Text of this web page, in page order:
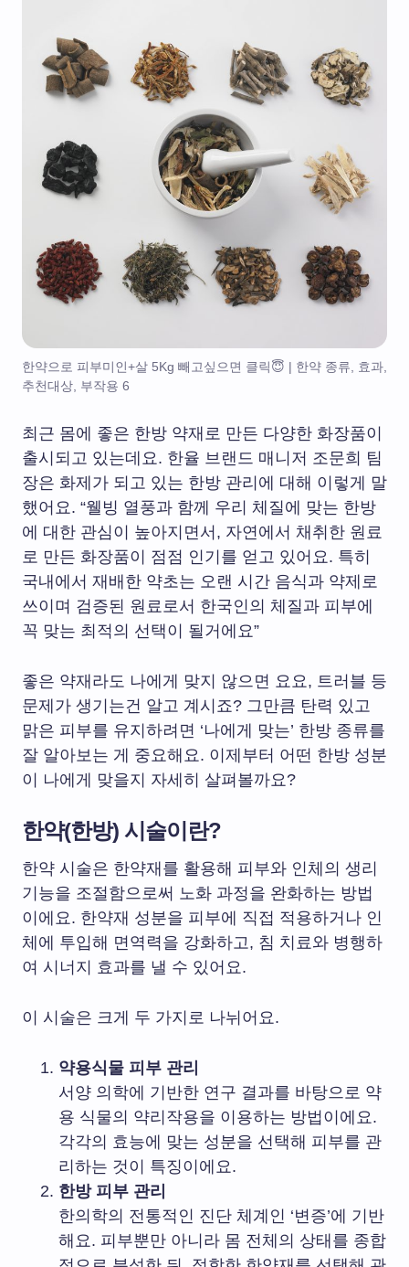
한약으로 피부미인+살 5Kg 빼고싶으면 클릭😇 | 한약 종류, 효과,
추천대상, 부작용 6
최근 몸에 좋은 한방 약재로 만든 다양한 화장품이
출시되고 있는데요. 한율 브랜드 매니저 조문희 팀
장은 화제가 되고 있는 한방 관리에 대해 이렇게 말
했어요. “웰빙 열풍과 함께 우리 체질에 맞는 한방
에 대한 관심이 높아지면서, 자연에서 채취한 원료
로 만든 화장품이 점점 인기를 얻고 있어요. 특히
국내에서 재배한 약초는 오랜 시간 음식과 약제로
쓰이며 검증된 원료로서 한국인의 체질과 피부에
꼭 맞는 최적의 선택이 될거에요”
좋은 약재라도 나에게 맞지 않으면 요요, 트러블 등
문제가 생기는건 알고 계시죠? 그만큼 탄력 있고
맑은 피부를 유지하려면 ‘나에게 맞는’ 한방 종류를
잘 알아보는 게 중요해요. 이제부터 어떤 한방 성분
이 나에게 맞을지 자세히 살펴볼까요?
한약(한방) 시술이란?
한약 시술은 한약재를 활용해 피부와 인체의 생리
기능을 조절함으로써 노화 과정을 완화하는 방법
이에요. 한약재 성분을 피부에 직접 적용하거나 인
체에 투입해 면역력을 강화하고, 침 치료와 병행하
여 시너지 효과를 낼 수 있어요.
이 시술은 크게 두 가지로 나뉘어요.
약용식물 피부 관리
서양 의학에 기반한 연구 결과를 바탕으로 약
용 식물의 약리작용을 이용하는 방법이에요.
각각의 효능에 맞는 성분을 선택해 피부를 관
리하는 것이 특징이에요.
한방 피부 관리
한의학의 전통적인 진단 체계인 ‘변증’에 기반
해요. 피부뿐만 아니라 몸 전체의 상태를 종합